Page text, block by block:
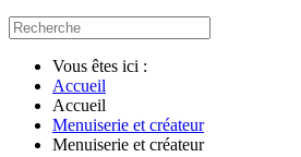
Vous êtes ici :
Accueil
Accueil
Menuiserie et créateur
Menuiserie et créateur